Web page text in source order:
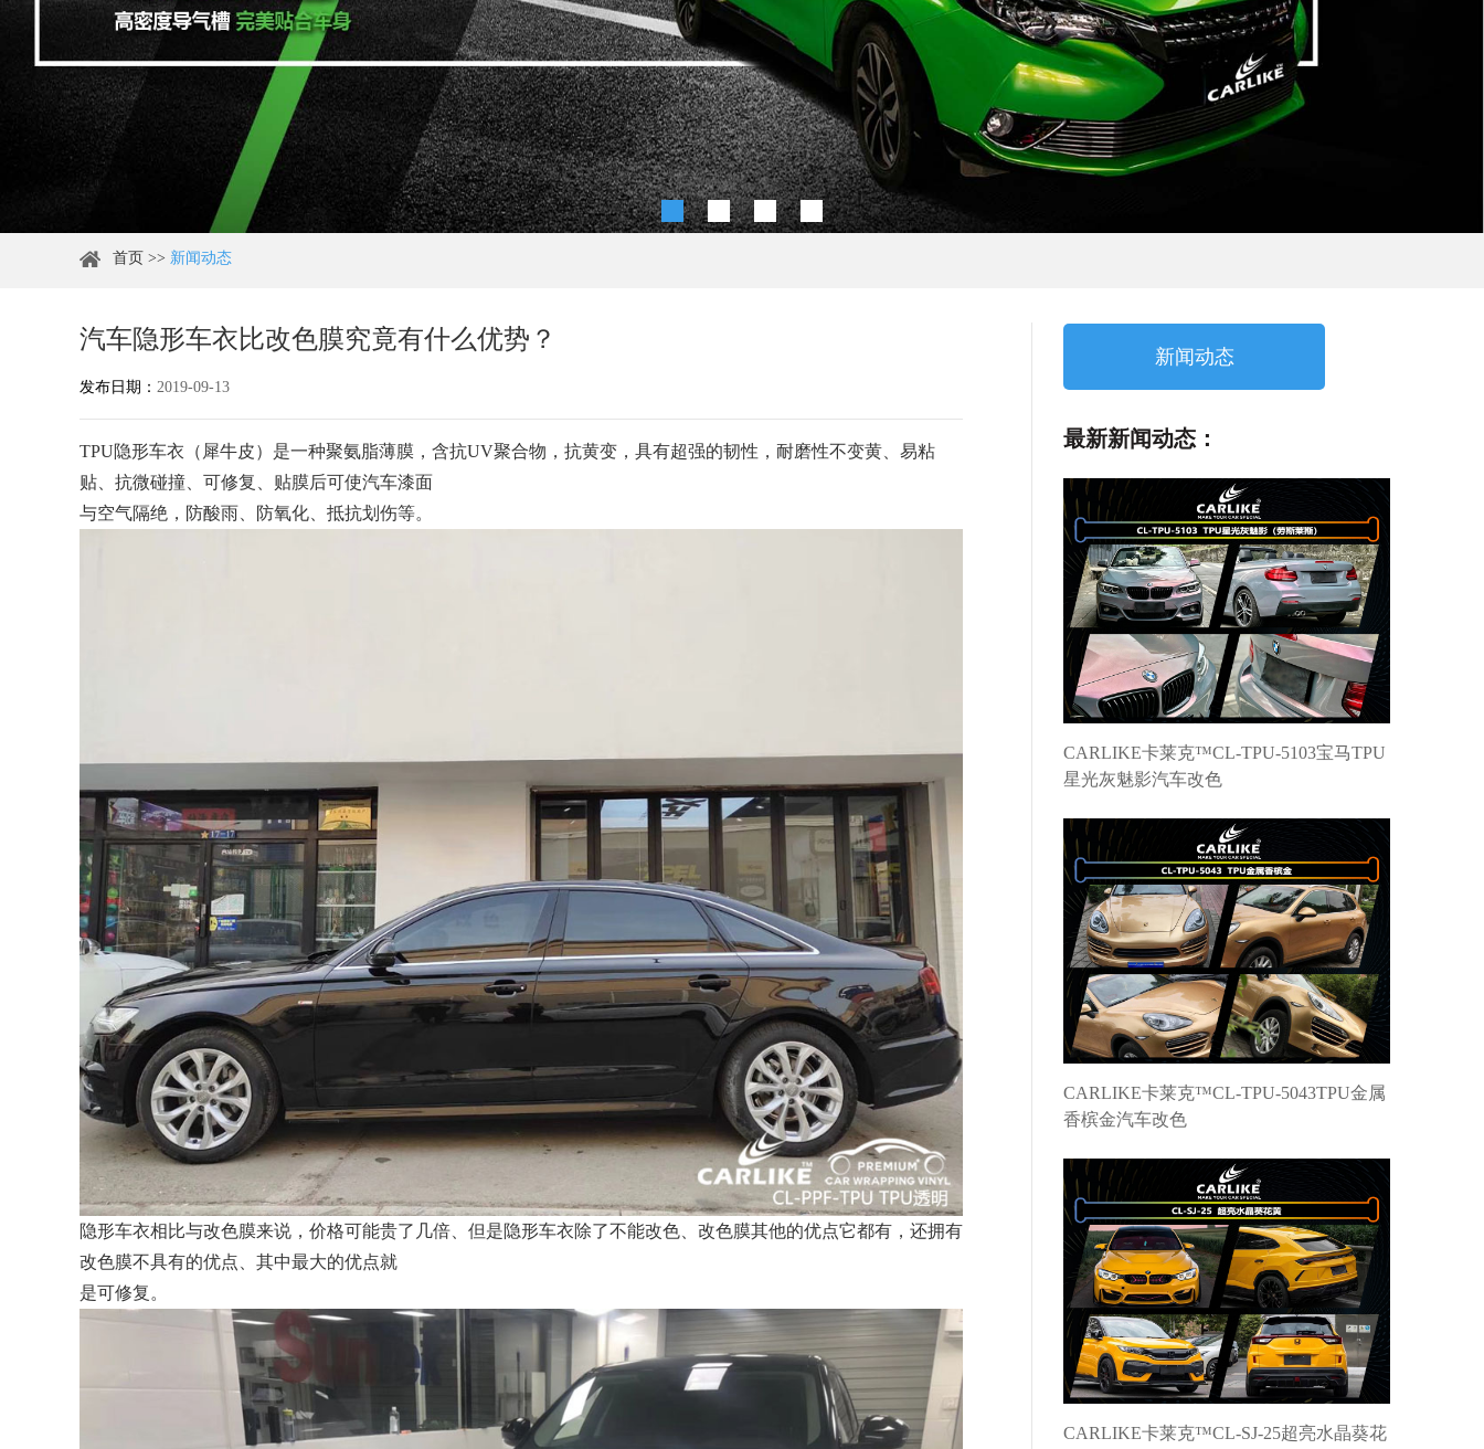
首页 >> 新闻动态
汽车隐形车衣比改色膜究竟有什么优势？
发布日期： 2019-09-13
TPU隐形车衣（犀牛皮）是一种聚氨脂薄膜，含抗UV聚合物，抗黄变，具有超强的韧性，耐磨性不变黄、易粘
贴、抗微碰撞、可修复、贴膜后可使汽车漆面
与空气隔绝，防酸雨、防氧化、抵抗划伤等。
隐形车衣相比与改色膜来说，价格可能贵了几倍、但是隐形车衣除了不能改色、改色膜其他的优点它都有，还拥有
改色膜不具有的优点、其中最大的优点就
是可修复。
新闻动态
最新新闻动态：
CARLIKE卡莱克™CL-TPU-5103宝马TPU
星光灰魅影汽车改色
CARLIKE卡莱克™CL-TPU-5043TPU金属
香槟金汽车改色
CARLIKE卡莱克™CL-SJ-25超亮水晶葵花